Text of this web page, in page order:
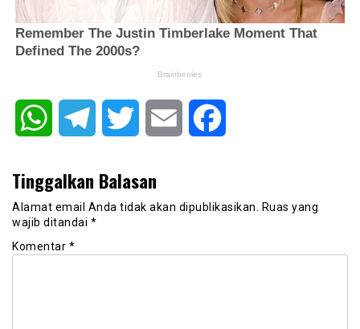
WhatsAppTelegram Twitter Email
Tinggalkan Balasan
Alamat email Anda tidak akan dipublikasikan.
Ruas yang
wajib ditandai *
Komentar *